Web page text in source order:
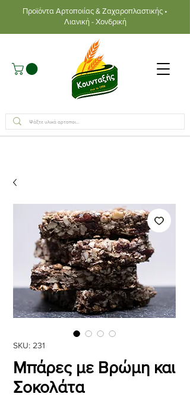
Προϊόντα Αρτοποιίας & Ζαχαροπλαστικής •
Λιανική - Χονδρική
SKU: 231
Μπάρες με Βρώμη και
Σοκολάτα